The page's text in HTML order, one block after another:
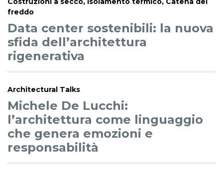
freddo
Data center sostenibili: la nuova
sfida dell’architettura
rigenerativa
Architectural Talks
Michele De Lucchi:
l’architettura come linguaggio
che genera emozioni e
responsabilità